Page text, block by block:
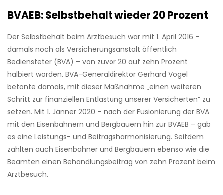
BVAEB: Selbstbehalt wieder 20 Prozent
Der Selbstbehalt beim Arztbesuch war mit 1. April 2016 –
damals noch als Versicherungsanstalt öffentlich
Bediensteter (BVA) – von zuvor 20 auf zehn Prozent
halbiert worden. BVA-Generaldirektor Gerhard Vogel
betonte damals, mit dieser Maßnahme „einen weiteren
Schritt zur finanziellen Entlastung unserer Versicherten” zu
setzen. Mit 1. Jänner 2020 – nach der Fusionierung der BVA
mit den Eisenbahnern und Bergbauern hin zur BVAEB – gab
es eine Leistungs- und Beitragsharmonisierung. Seitdem
zahlten auch Eisenbahner und Bergbauern ebenso wie die
Beamten einen Behandlungsbeitrag von zehn Prozent beim
Arztbesuch.